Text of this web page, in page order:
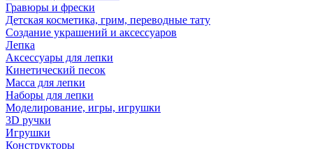
Гравюры и фрески
Детская косметика, грим, переводные тату
Создание украшений и аксессуаров
Лепка
Аксессуары для лепки
Кинетический песок
Масса для лепки
Наборы для лепки
Моделирование, игры, игрушки
3D ручки
Игрушки
Конструкторы